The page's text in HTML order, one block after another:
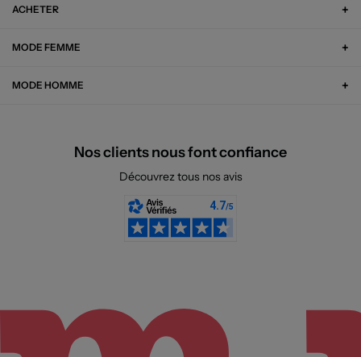
ACHETER
MODE FEMME
MODE HOMME
Nos clients nous font confiance
Découvrez tous nos avis